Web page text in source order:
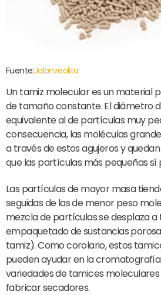
Fuente:Jalonzeolita
Un tamiz molecular es un material
de tamaño constante. El diámetro
equivalente al de partículas muy
consecuencia, las moléculas
a través de estos agujeros y
que las partículas más pequeñas sí
Las partículas de mayor masa
seguidas de las de menor peso
mezcla de partículas se desplaza
empaquetado de sustancias
tamiz). Como corolario, estos
pueden ayudar en la
variedades de tamices
fabricar secadores.